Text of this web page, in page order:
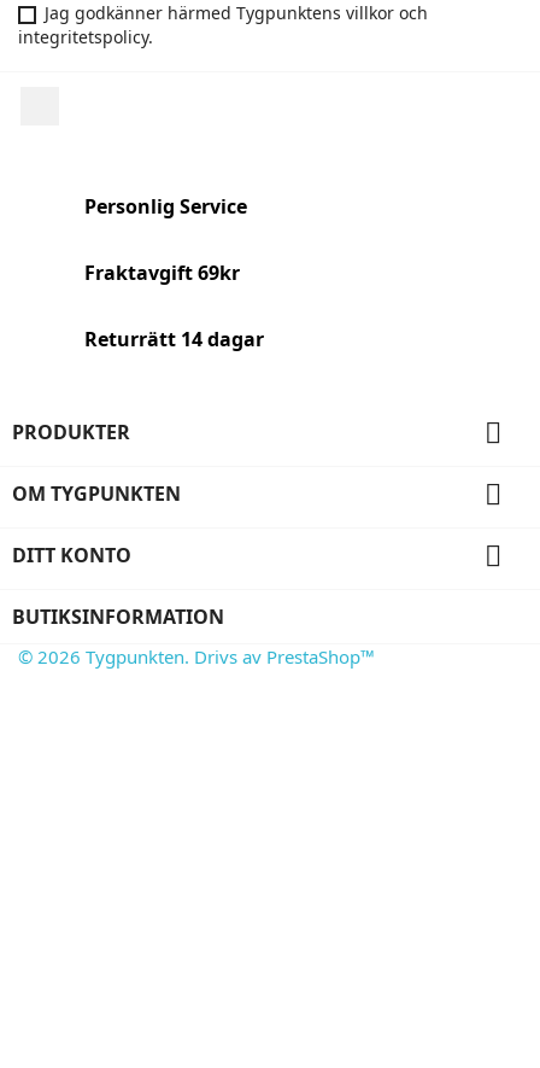
Jag godkänner härmed Tygpunktens villkor och
integritetspolicy.
Personlig Service
Fraktavgift 69kr
Returrätt 14 dagar
PRODUKTER 
OM TYGPUNKTEN 
DITT KONTO 
BUTIKSINFORMATION
© 2026 Tygpunkten. Drivs av PrestaShop™